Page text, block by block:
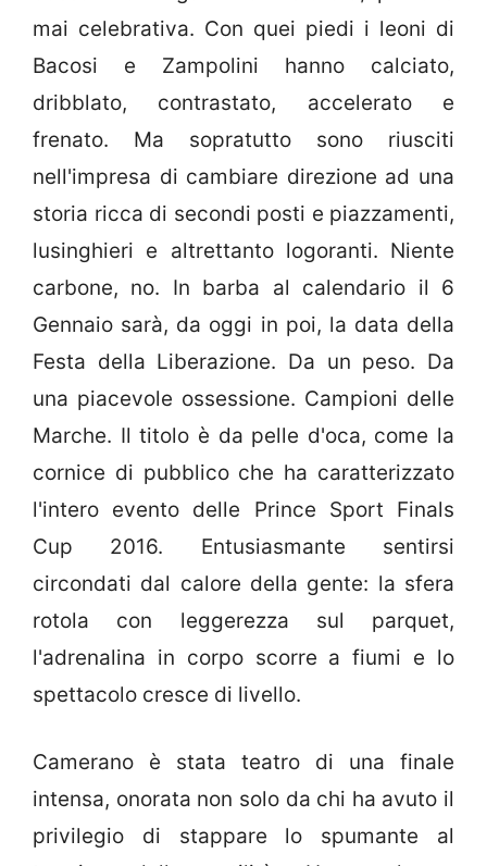
mai celebrativa. Con quei piedi i leoni di
Bacosi e Zampolini hanno calciato,
dribblato, contrastato, accelerato e
frenato. Ma sopratutto sono riusciti
nell'impresa di cambiare direzione ad una
storia ricca di secondi posti e piazzamenti,
lusinghieri e altrettanto logoranti. Niente
carbone, no. In barba al calendario il 6
Gennaio sarà, da oggi in poi, la data della
Festa della Liberazione. Da un peso. Da
una piacevole ossessione. Campioni delle
Marche. Il titolo è da pelle d'oca, come la
cornice di pubblico che ha caratterizzato
l'intero evento delle Prince Sport Finals
Cup 2016. Entusiasmante sentirsi
circondati dal calore della gente: la sfera
rotola con leggerezza sul parquet,
l'adrenalina in corpo scorre a fiumi e lo
spettacolo cresce di livello.
Camerano è stata teatro di una finale
intensa, onorata non solo da chi ha avuto il
privilegio di stappare lo spumante al